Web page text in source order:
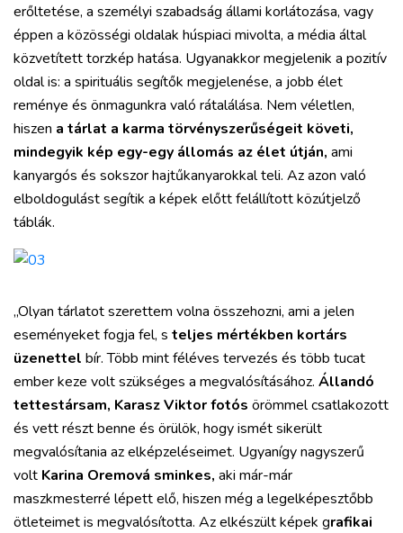
erőltetése, a személyi szabadság állami korlátozása, vagy
éppen a közösségi oldalak húspiaci mivolta, a média által
közvetített torzkép hatása. Ugyanakkor megjelenik a pozitív
oldal is: a spirituális segítők megjelenése, a jobb élet
reménye és önmagunkra való rátalálása. Nem véletlen,
hiszen a tárlat a karma törvényszerűségeit követi,
mindegyik kép egy-egy állomás az élet útján, ami
kanyargós és sokszor hajtűkanyarokkal teli. Az azon való
elboldogulást segítik a képek előtt felállított közútjelző
táblák.
„Olyan tárlatot szerettem volna összehozni, ami a jelen
eseményeket fogja fel, s teljes mértékben kortárs
üzenettel bír. Több mint féléves tervezés és több tucat
ember keze volt szükséges a megvalósításához. Állandó
tettestársam, Karasz Viktor fotós örömmel csatlakozott
és vett részt benne és örülök, hogy ismét sikerült
megvalósítania az elképzeléseimet. Ugyanígy nagyszerű
volt Karina Oremová sminkes, aki már-már
maszkmesterré lépett elő, hiszen még a legelképesztőbb
ötleteimet is megvalósította. Az elkészült képek grafikai